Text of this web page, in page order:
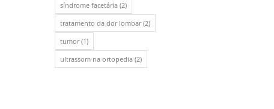
síndrome facetária(2)
tratamento da dor lombar(2)
tumor(1)
ultrassom na ortopedia(2)